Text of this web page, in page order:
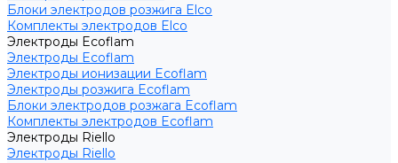
Блоки электродов розжига Elco
Комплекты электродов Elco
Электроды Ecoflam
Электроды Ecoflam
Электроды ионизации Ecoflam
Электроды розжига Ecoflam
Блоки электродов розжага Ecoflam
Комплекты электродов Ecoflam
Электроды Riello
Электроды Riello